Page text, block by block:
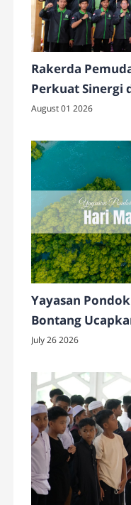
Rakerda
Perkuat Sinergi
August 01 2026
Yayasan
Bontang
Sedunia 2026
July 26 2026